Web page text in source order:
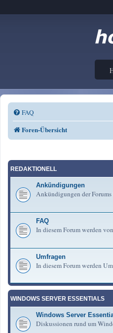
FAQ
Foren-Übersicht
REDAKTIONELL
Ankündigungen
Ankündigungen der
FAQ
In diesem Forum werden
Umfragen
In diesem Forum werden
WINDOWS SERVER ESSENTIALS
Windows Server
Diskussionen rund um